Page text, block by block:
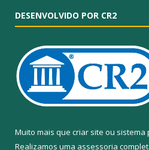
DESENVOLVIDO POR CR2
Muito mais que criar site ou sistema
Realizamos uma assessoria